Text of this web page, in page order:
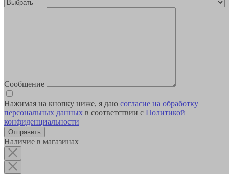
Сообщение
Нажимая на кнопку ниже, я даю согласие на обработку
персональных данных в соответствии с Политикой
конфиденциальности
Наличие в магазинах